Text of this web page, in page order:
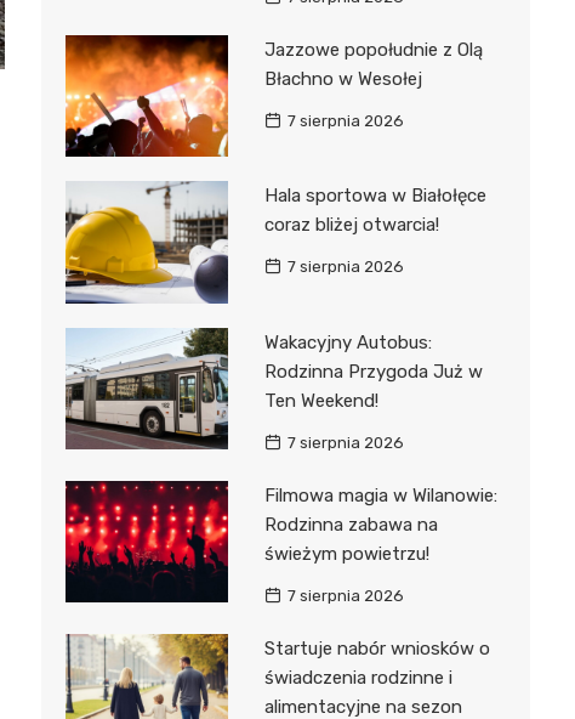
Jazzowe popołudnie z Olą
Błachno w Wesołej
7 sierpnia 2026
Hala sportowa w Białołęce
coraz bliżej otwarcia!
7 sierpnia 2026
Wakacyjny Autobus:
Rodzinna Przygoda Już w
Ten Weekend!
7 sierpnia 2026
Filmowa magia w Wilanowie:
Rodzinna zabawa na
świeżym powietrzu!
7 sierpnia 2026
Startuje nabór wniosków o
świadczenia rodzinne i
alimentacyjne na sezon